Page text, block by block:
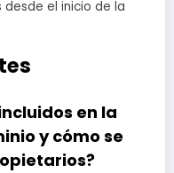
el inicio de la
en la
y cómo se